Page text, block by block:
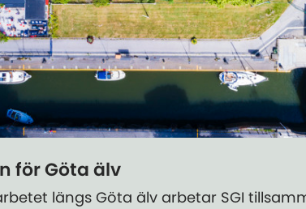
för Göta älv
längs Göta älv arbetar SGI